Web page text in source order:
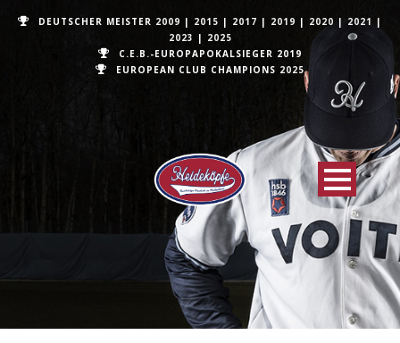
DEUTSCHER MEISTER 2009 | 2015 | 2017 | 2019 | 2020 | 2021 |
2023 | 2025
C.E.B.-EUROPAPOKALSIEGER 2019
EUROPEAN CLUB CHAMPIONS 2025